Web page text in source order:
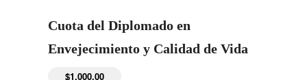
Cuota del Diplomado en
Envejecimiento y Calidad de Vida
$1,000.00